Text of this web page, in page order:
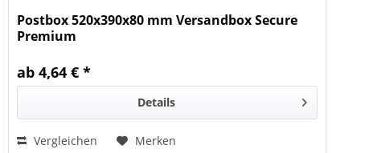
Postbox 520x390x80 mm Versandbox Secure
Premium
ab 4,64 € *
Details
Vergleichen Merken